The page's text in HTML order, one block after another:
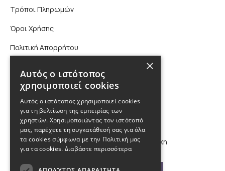
Τρόποι Πληρωμών
Όροι Χρήσης
Πολιτική Απορρήτου
210 9880988, 2310 224 460
info@kybosonline.gr
Εθνικής Αμύνης 44, 54621, Θεσσαλονίκη
×
Αυτός ο ιστότοπος
χρησιμοποιεί cookies
Αυτός ο ιστότοπος χρησιμοποιεί cookies
για τη βελτίωση της εμπειρίας των
χρηστών. Χρησιμοποιώντας τον ιστότοπό
μας, παρέχετε τη συγκατάθεσή σας για όλα
τα cookies σύμφωνα με την Πολιτική μας
για τα cookies. Διαβάστε περισσότερα